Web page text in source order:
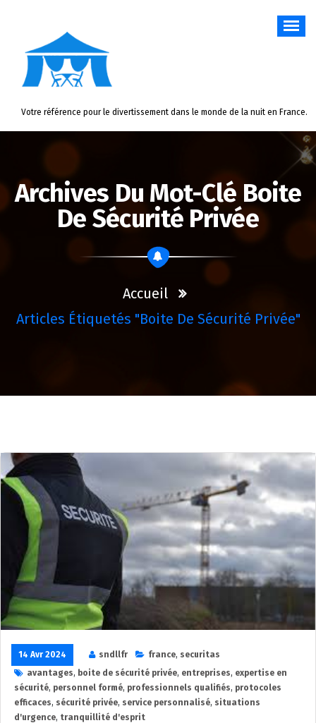
Votre référence pour le divertissement dans le monde de la nuit en France.
Archives Du Mot-Clé Boite
De Sécurité Privée
Accueil
Articles Étiquetés "boite De Sécurité Privée"
14 Avr 2024 sndllfr france, securitas
avantages, boite de sécurité privée, entreprises, expertise en
sécurité, personnel formé, professionnels qualifiés, protocoles
efficaces, sécurité privée, service personnalisé, situations
d'urgence, tranquillité d'esprit